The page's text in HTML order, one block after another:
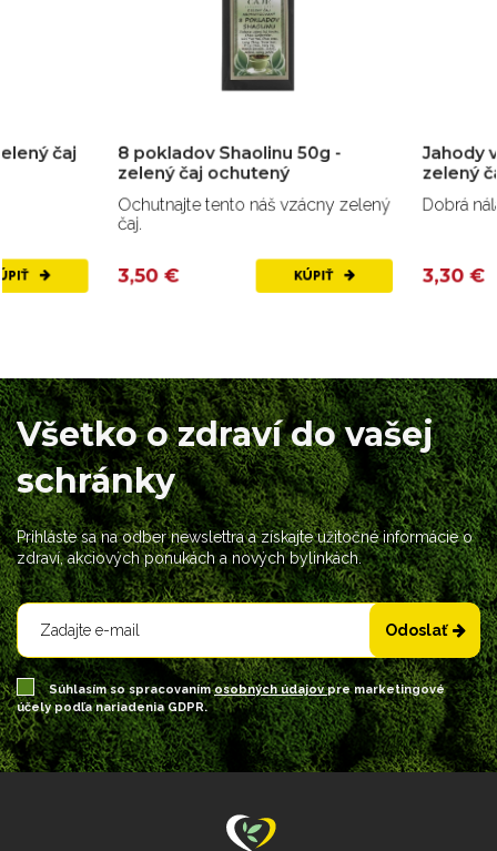
8 pokladov Shaolinu 50g -
zelený čaj ochutený
Ochutnajte tento náš vzácny zelený
3,50 €
Jahody v
zelený čaj ochutený
Dobrá nálada,
3,30 €
Všetko o zdraví do vašej
schránky
Prihláste sa na odber newslettra a získajte užitočné informácie o
zdraví, akciových ponukách a nových bylinkách.
Odoslať
Súhlasím so spracovanímosobných údajovpre marketingové
účely podľa nariadenia GDPR.